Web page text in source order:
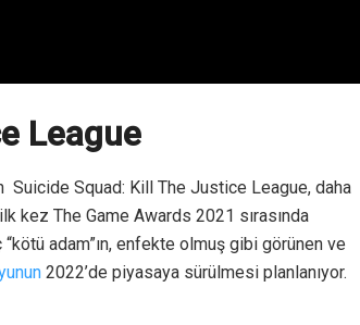
League
Suicide Squad: Kill The Justice League, daha
kez The Game Awards 2021 sırasında
adam”ın, enfekte olmuş gibi görünen ve
2022’de piyasaya sürülmesi planlanıyor.